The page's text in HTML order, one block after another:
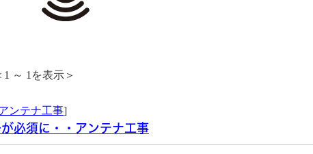
～ 1を表示＞
ンテナ工事]
必須に・・アンテナ工事